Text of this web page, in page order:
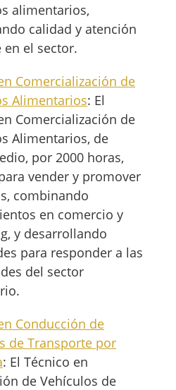
alimentarios,
calidad y atención
en el sector.
Comercialización de
Alimentarios: El
Comercialización de
Alimentarios, de
por 2000 horas,
vender y promover
combinando
en comercio y
y desarrollando
para responder a las
del sector
Conducción de
de Transporte por
: El Técnico en
de Vehículos de